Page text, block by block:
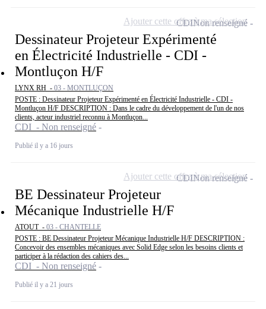
Dessinateur Projeteur Expérimenté
en Électricité Industrielle - CDI -
Montluçon H/F
LYNX RH - 03 - MONTLUÇON
POSTE : Dessinateur Projeteur Expérimenté en Électricité Industrielle - CDI -
Montluçon H/F DESCRIPTION : Dans le cadre du développement de l'un de nos
clients, acteur industriel reconnu à Montluçon...
CDI - Non renseigné
Publié il y a 16 jours
CDINon renseigné
Ajouter cette offre à ma sélection
BE Dessinateur Projeteur
Mécanique Industrielle H/F
ATOUT - 03 - CHANTELLE
POSTE : BE Dessinateur Projeteur Mécanique Industrielle H/F DESCRIPTION :
Concevoir des ensembles mécaniques avec Solid Edge selon les besoins clients et
participer à la rédaction des cahiers des...
CDI - Non renseigné
Publié il y a 21 jours
CDINon renseigné
Ajouter cette offre à ma sélection